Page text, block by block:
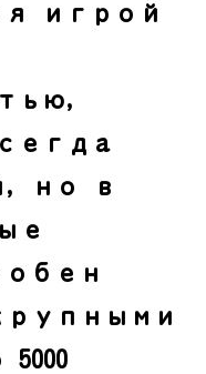
игрой
но в